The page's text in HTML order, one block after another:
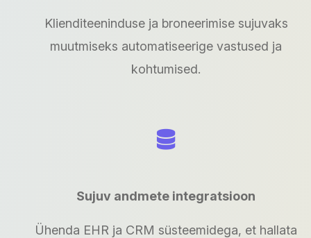
Klienditeeninduse ja broneerimise sujuvaks
muutmiseks automatiseerige vastused ja
kohtumised.
Sujuv andmete integratsioon
Ühenda EHR ja CRM süsteemidega, et hallata